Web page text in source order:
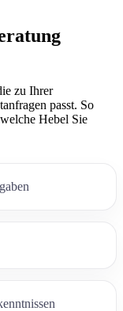
zu Ihrer
passt. So
Hebel Sie